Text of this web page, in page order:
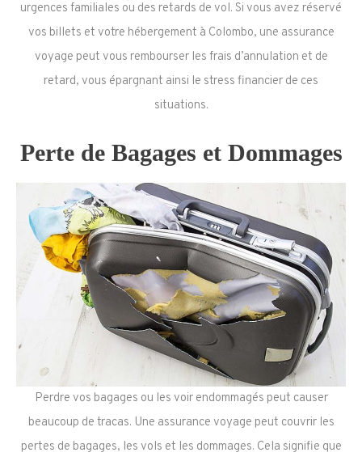
urgences familiales ou des retards de vol. Si vous avez réservé
vos billets et votre hébergement à Colombo, une assurance
voyage peut vous rembourser les frais d’annulation et de
retard, vous épargnant ainsi le stress financier de ces
situations.
Perte de Bagages et Dommages
Perdre vos bagages ou les voir endommagés peut causer
beaucoup de tracas. Une assurance voyage peut couvrir les
pertes de bagages, les vols et les dommages. Cela signifie que